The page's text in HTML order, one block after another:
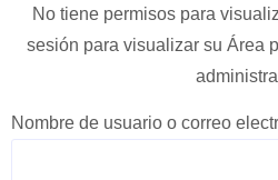
No tiene permisos para
sesión para visualizar su Área
Nombre de usuario o correo